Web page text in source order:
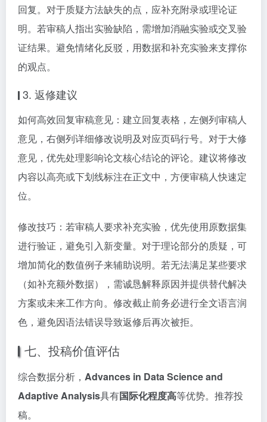
回复。对于质疑方法缺失的点，应补充附录或理论证
明。若审稿人指出实验缺陷，需增加消融实验或交叉验
证结果。避免情绪化反驳，用数据和补充实验来支撑你
的观点。
3. 返修建议
如何高效回复审稿意见：建立回复表格，左侧列审稿人
意见，右侧列详细修改说明及对应页码行号。对于大修
意见，优先处理影响论文核心结论的评论。建议将修改
内容以高亮或下划线标注在正文中，方便审稿人快速定
位。
修改技巧：若审稿人要求补充实验，优先使用原数据集
进行验证，避免引入新变量。对于理论部分的质疑，可
增加简化的数值例子来辅助说明。若无法满足某些要求
（如补充额外数据），需诚恳解释原因并提供替代解决
方案或未来工作方向。修改截止前务必进行全文语言润
色，避免因语法错误导致返修后再次被拒。
七、投稿价值评估
综合数据分析， Advances in Data Science and
Adaptive Analysis具有国际化程度高等优势。推荐投
稿。